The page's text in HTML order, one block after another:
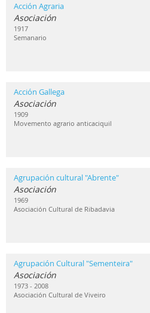
Acción Agraria
Asociación
1917
Semanario
Acción Gallega
Asociación
1909
Movemento agrario anticaciquil
Agrupación cultural "Abrente"
Asociación
1969
Asociación Cultural de Ribadavia
Agrupación Cultural "Sementeira"
Asociación
1973 - 2008
Asociación Cultural de Viveiro